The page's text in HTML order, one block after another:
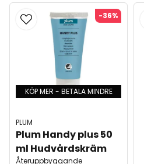
KÖP MER - BETALA MINDRE
PLUM
Plum Handy plus 50
ml Hudvårdskräm
Återuppbyggande
-36%